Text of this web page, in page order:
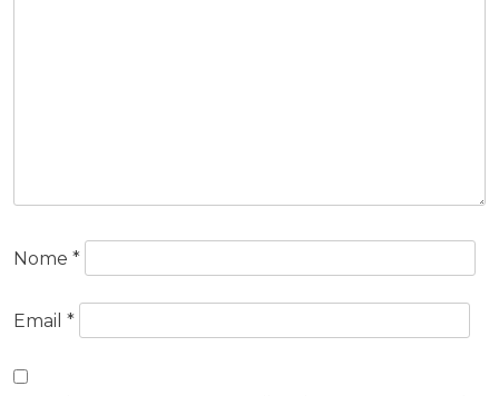
Nome *
Email *